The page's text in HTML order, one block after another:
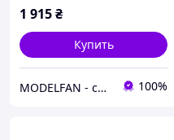
1 915₴
Купить
MODELFAN - сборные пластиковые модели и товары для моделирования 100%